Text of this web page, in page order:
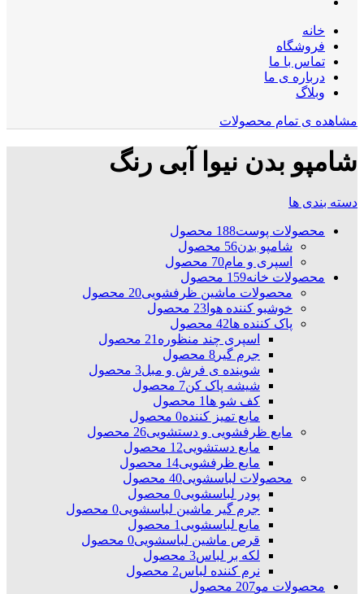
خانه
فروشگاه
تماس با ما
درباره ی ما
وبلاگ
مشاهده ی تمام محصولات
شامپو بدن نیوا آبی رنگ
دسته بندی ها
محصولات پوست188 محصول
شامپو بدن56 محصول
اسپری و مام70 محصول
محصولات خانه159 محصول
محصولات ماشین ظرفشویی20 محصول
خوشبو کننده هوا 23 محصول
پاک کننده ها42 محصول
اسپری چند منظوره21 محصول
جرم گیر 8 محصول
شوینده ی فرش و مبل3 محصول
شیشه پاک کن7 محصول
کف شو ها1 محصول
مایع تمیز کننده0 محصول
مایع ظرفشویی و دستشویی26 محصول
مایع دستشویی12 محصول
مایع ظرفشویی14 محصول
محصولات لباسشویی40 محصول
پودر لباسشویی0 محصول
جرم گیر ماشین لباسشویی0 محصول
مایع لباسشویی1 محصول
قرص ماشین لباسشویی0 محصول
لکه بر لباس3 محصول
نرم کننده لباس2 محصول
محصولات مو207 محصول